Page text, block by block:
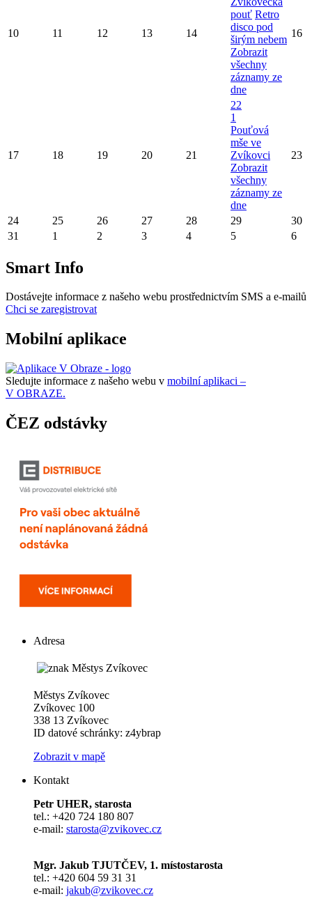
10 11 12 13 14
pouť Retro
disco pod
širým nebem
Zobrazit
všechny
záznamy ze
dne
16
17 18 19 20 21
22
1
Pouťová
mše ve
Zvíkovci
Zobrazit
všechny
záznamy ze
dne
23
24 25 26 27 28 29
30
31
1 2 3 4 5 6
Smart Info
Dostávejte informace z našeho webu prostřednictvím SMS a e-mailů
Chci se zaregistrovat
Mobilní aplikace
Sledujte informace z našeho webu v mobilní aplikaci –
V OBRAZE.
ČEZ odstávky
Adresa
Městys Zvíkovec
Zvíkovec 100
338 13 Zvíkovec
ID datové schránky: z4ybrap
Zobrazit v mapě
Kontakt
Petr UHER, starosta
tel.: +420 724 180 807
e-mail: starosta@zvikovec.cz
Mgr. Jakub TJUTČEV, 1. místostarosta
tel.: +420 604 59 31 31
e-mail: jakub@zvikovec.cz